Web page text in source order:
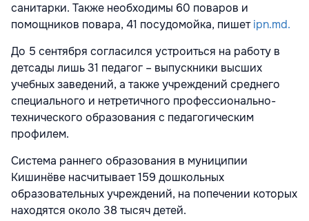
санитарки. Также необходимы 60 поваров и
помощников повара, 41 посудомойка, пишетipn.md.
До 5 сентября согласился устроиться на работу в
детсады лишь 31 педагог – выпускники высших
учебных заведений, а также учреждений среднего
специального и нетретичного профессионально-
технического образования с педагогическим
профилем.
Система раннего образования в муниципии
Кишинёве насчитывает 159 дошкольных
образовательных учреждений, на попечении которых
находятся около 38 тысяч детей.